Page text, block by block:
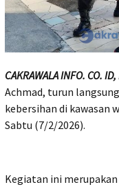
CAKRAWALA INFO. CO. ID,
Achmad, turun
kebersihan di kawasan
Sabtu (7/2/2026).
Kegiatan ini